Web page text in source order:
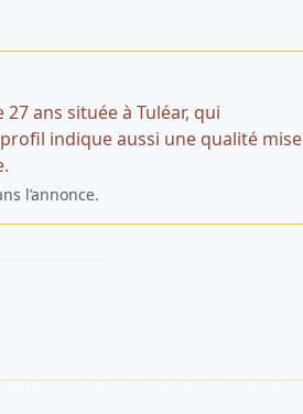
ans située à Tuléar, qui
indique aussi une qualité mise
l’annonce.